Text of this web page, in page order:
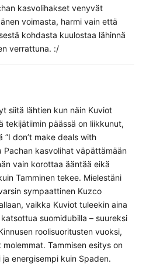
kasvolihakset venyvät
voimasta, harmi vain että
kohdasta kuulostaa lähinnä
verrattuna. :/
siitä lähtien kun näin Kuviot
tekijätiimin päässä on liikkunut,
”I don’t make deals with
Pachan kasvolihat väpättämään
vain korottaa ääntää eikä
Tamminen tekee. Mielestäni
sympaattinen Kuzco
vaikka Kuviot tuleekin aina
suomidubilla – suureksi
roolisuoritusten vuoksi,
Tammisen esitys on
energisempi kuin Spaden.